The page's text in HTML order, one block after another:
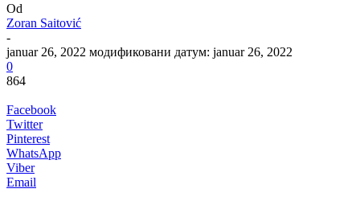
Od
Zoran Saitović
-
januar 26, 2022 модификовани датум: januar 26, 2022
0
864
Facebook
Twitter
Pinterest
WhatsApp
Viber
Email